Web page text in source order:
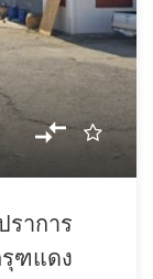
ราการ
รุฑแดง